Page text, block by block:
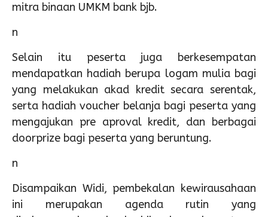
mitra binaan UMKM bank bjb.
n
Selain itu peserta juga berkesempatan
mendapatkan hadiah berupa logam mulia bagi
yang melakukan akad kredit secara serentak,
serta hadiah voucher belanja bagi peserta yang
mengajukan pre aproval kredit, dan berbagai
doorprize bagi peserta yang beruntung.
n
Disampaikan Widi, pembekalan kewirausahaan
ini merupakan agenda rutin yang